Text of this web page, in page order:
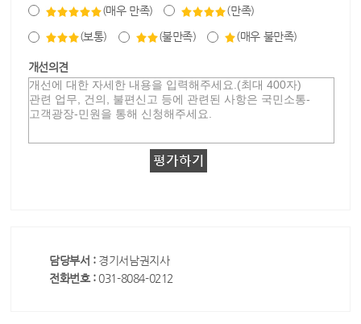
(매우 만족) (만족)
(보통) (불만족) (매우 불만족)
개선의견
담당부서 : 경기서남권지사
전화번호 : 031-8084-0212